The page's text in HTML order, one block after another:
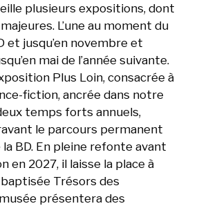
plusieurs expositions, dont
L’une au moment du
et jusqu’en novembre et
mai de l’année suivante.
Plus Loin, consacrée à
fiction, ancrée dans notre
temps forts annuels,
le parcours permanent
la BD. En pleine refonte avant
en 2027, il laisse la place à
Trésors des
présentera des